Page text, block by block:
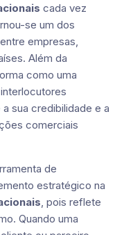
cada vez
se um dos
empresas,
Além da
como uma
sua credibilidade e a
comerciais
de
estratégico na
, pois reflete
Quando uma